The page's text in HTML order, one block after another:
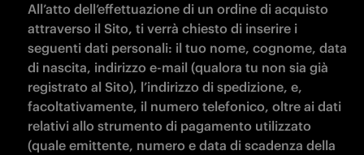
All’atto dell’effettuazione di un ordine di acquisto
attraverso il Sito, ti verrà chiesto di inserire i
seguenti dati personali: il tuo nome, cognome, data
di nascita, indirizzo e-mail (qualora tu non sia già
registrato al Sito), l’indirizzo di spedizione, e,
facoltativamente, il numero telefonico, oltre ai dati
relativi allo strumento di pagamento utilizzato
(quale emittente, numero e data di scadenza della